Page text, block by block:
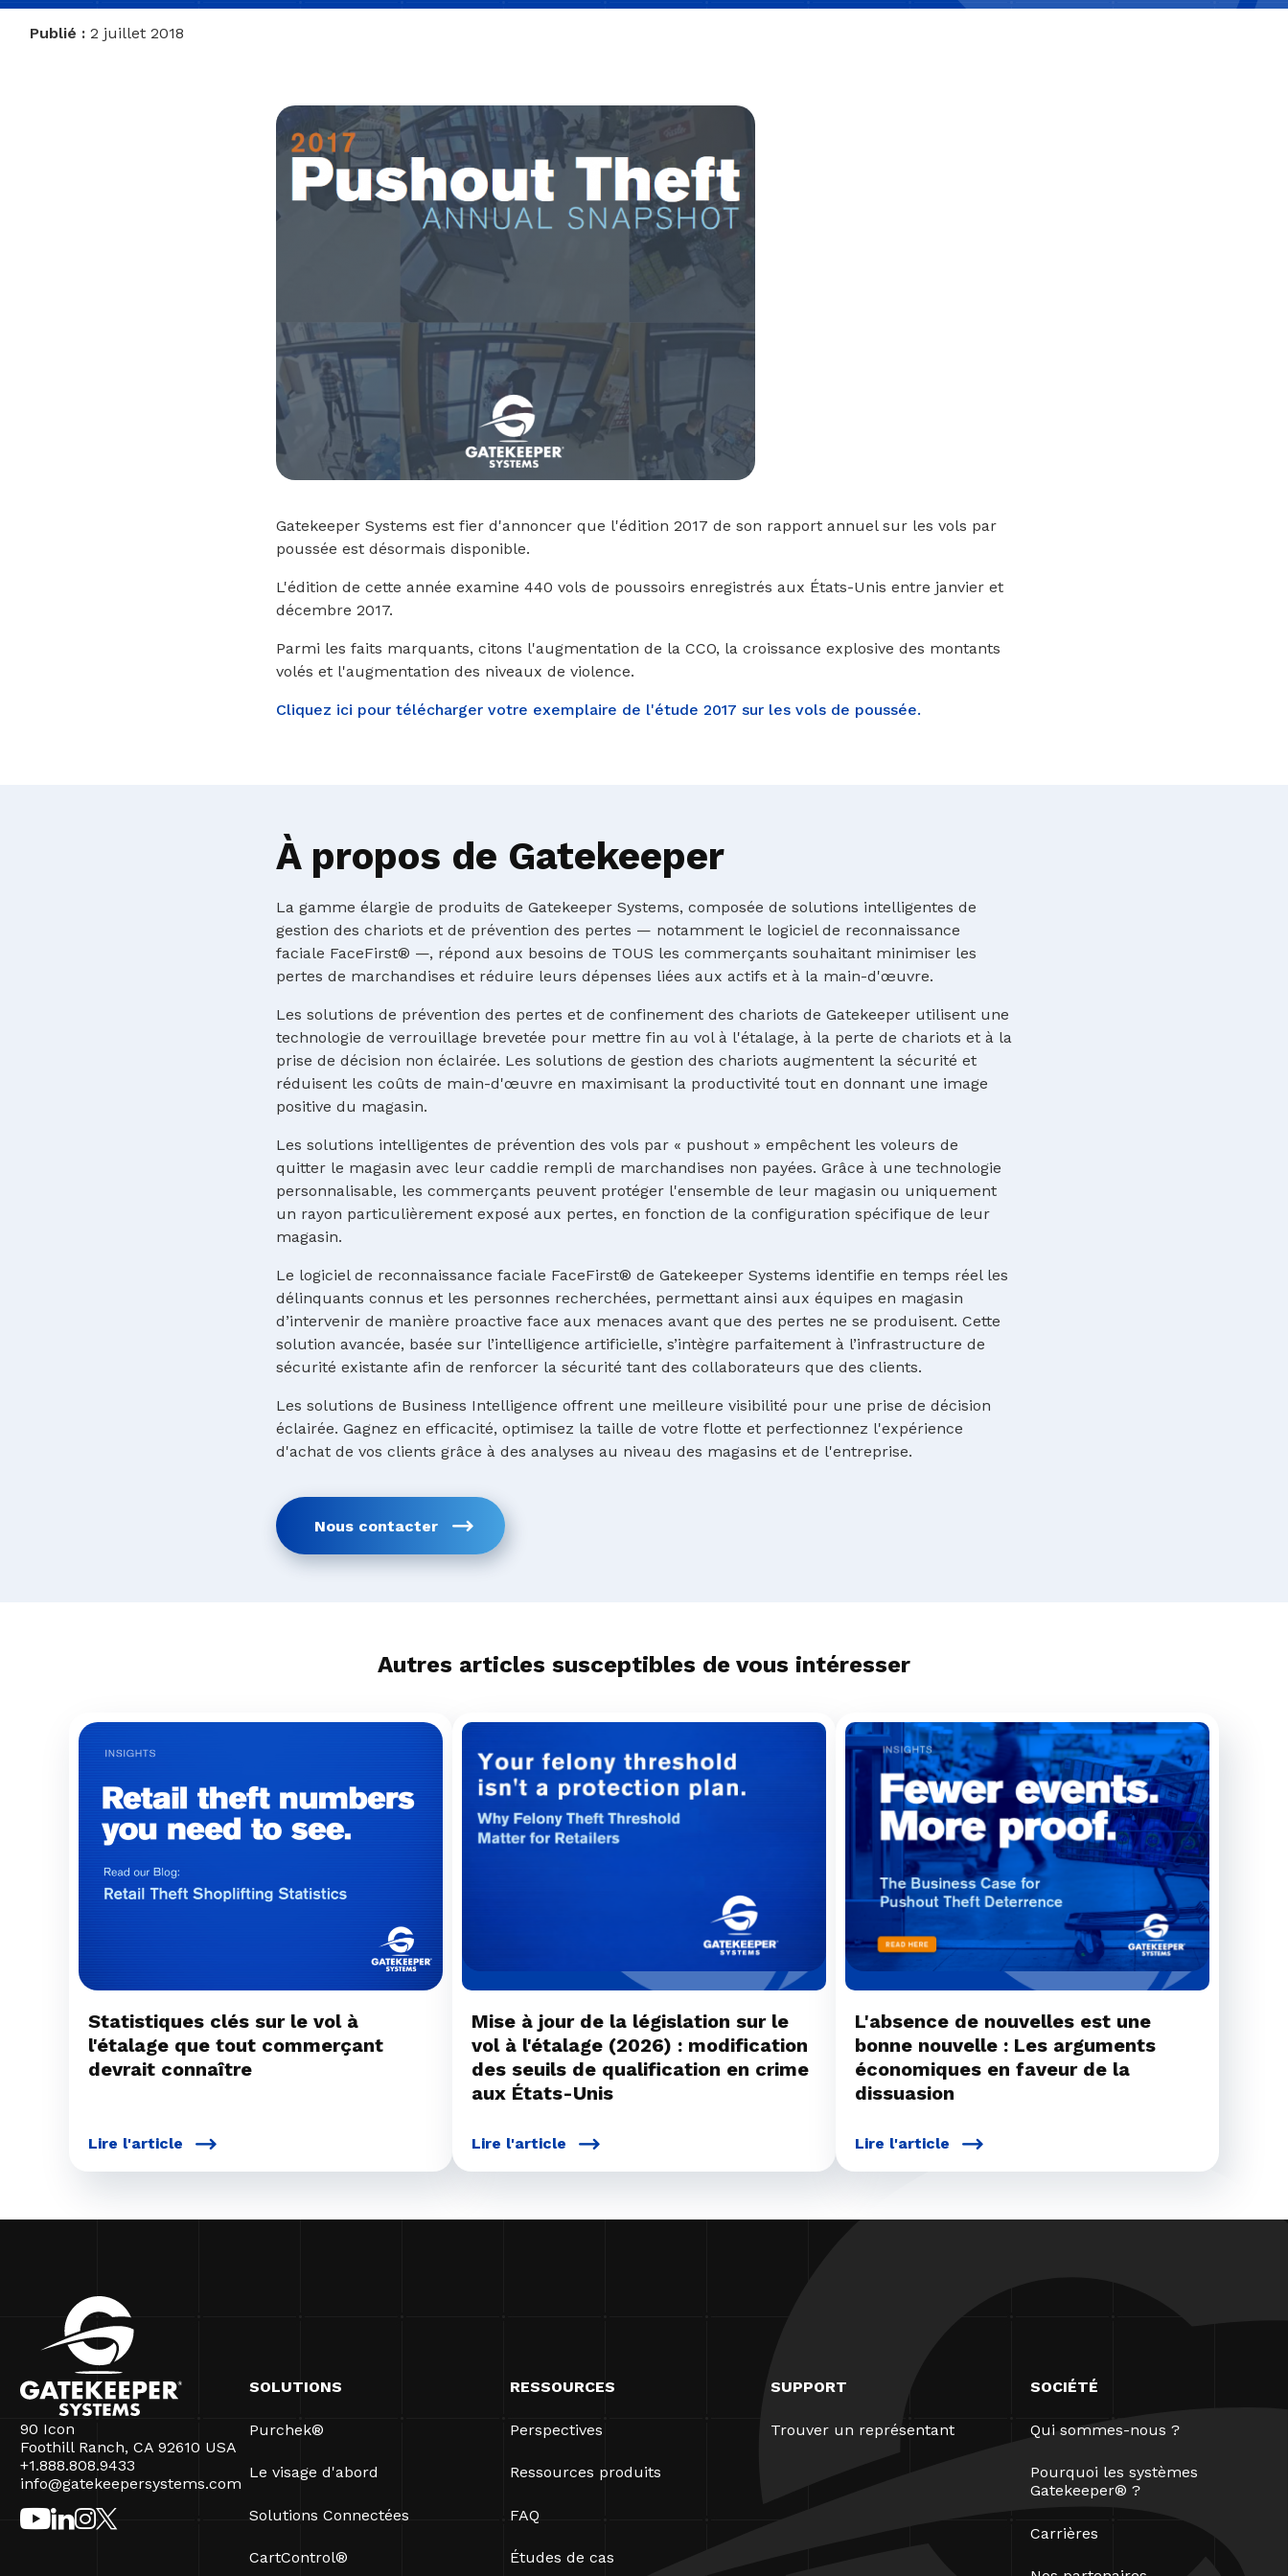
Publié : 2 juillet 2018
Gatekeeper Systems est fier d'annoncer que l'édition 2017 de son rapport annuel sur les vols par
poussée est désormais disponible.
L'édition de cette année examine 440 vols de poussoirs enregistrés aux États-Unis entre janvier et
décembre 2017.
Parmi les faits marquants, citons l'augmentation de la CCO, la croissance explosive des montants
volés et l'augmentation des niveaux de violence.
Cliquez ici pour télécharger votre exemplaire de l'étude 2017 sur les vols de poussée.
À propos de Gatekeeper
La gamme élargie de produits de Gatekeeper Systems, composée de solutions intelligentes de
gestion des chariots et de prévention des pertes — notamment le logiciel de reconnaissance
faciale FaceFirst® —, répond aux besoins de TOUS les commerçants souhaitant minimiser les
pertes de marchandises et réduire leurs dépenses liées aux actifs et à la main-d'œuvre.
Les solutions de prévention des pertes et de confinement des chariots de Gatekeeper utilisent une
technologie de verrouillage brevetée pour mettre fin au vol à l'étalage, à la perte de chariots et à la
prise de décision non éclairée. Les solutions de gestion des chariots augmentent la sécurité et
réduisent les coûts de main-d'œuvre en maximisant la productivité tout en donnant une image
positive du magasin.
Les solutions intelligentes de prévention des vols par « pushout » empêchent les voleurs de
quitter le magasin avec leur caddie rempli de marchandises non payées. Grâce à une technologie
personnalisable, les commerçants peuvent protéger l'ensemble de leur magasin ou uniquement
un rayon particulièrement exposé aux pertes, en fonction de la configuration spécifique de leur
magasin.
Le logiciel de reconnaissance faciale FaceFirst® de Gatekeeper Systems identifie en temps réel les
délinquants connus et les personnes recherchées, permettant ainsi aux équipes en magasin
d’intervenir de manière proactive face aux menaces avant que des pertes ne se produisent. Cette
solution avancée, basée sur l’intelligence artificielle, s’intègre parfaitement à l’infrastructure de
sécurité existante afin de renforcer la sécurité tant des collaborateurs que des clients.
Les solutions de Business Intelligence offrent une meilleure visibilité pour une prise de décision
éclairée. Gagnez en efficacité, optimisez la taille de votre flotte et perfectionnez l'expérience
d'achat de vos clients grâce à des analyses au niveau des magasins et de l'entreprise.
Nous contacter
Autres articles susceptibles de vous intéresser
Statistiques clés sur le vol à
l'étalage que tout commerçant
devrait connaître
Lire l'article
Mise à jour de la législation sur le
vol à l'étalage (2026) : modification
des seuils de qualification en crime
aux États-Unis
Lire l'article
L'absence de nouvelles est une
bonne nouvelle : Les arguments
économiques en faveur de la
dissuasion
Lire l'article
90 Icon
Foothill Ranch, CA 92610 USA
+1.888.808.9433
info@gatekeepersystems.com
SOLUTIONS
Purchek®
Le visage d'abord
Solutions Connectées
CartControl®
RESSOURCES
Perspectives
Ressources produits
FAQ
Études de cas
SUPPORT
Trouver un représentant
SOCIÉTÉ
Qui sommes-nous ?
Pourquoi les systèmes
Gatekeeper® ?
Carrières